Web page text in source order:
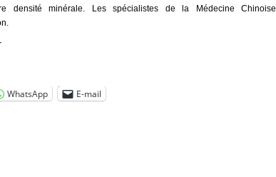
densité minérale. Les spécialistes de la Médecine Chinoise
WhatsApp E-mail